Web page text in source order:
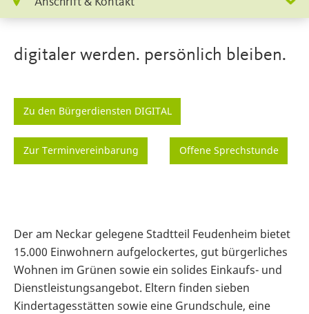
digitaler werden. persönlich bleiben.
Zu den Bürgerdiensten DIGITAL
Zur Terminvereinbarung Offene Sprechstunde
Der am Neckar gelegene Stadtteil Feudenheim bietet
15.000 Einwohnern aufgelockertes, gut bürgerliches
Wohnen im Grünen sowie ein solides Einkaufs- und
Dienstleistungsangebot. Eltern finden sieben
Kindertagesstätten sowie eine Grundschule, eine